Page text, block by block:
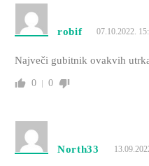
robif 07.10.2022.
Največi gubitnik ovakvih
0 0
North33